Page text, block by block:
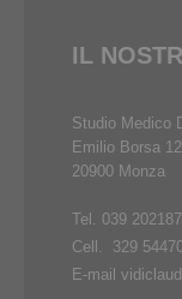
IL
Studio Medico
Emilio Borsa 12
20900 Monza
Tel. 039
Cell. 329
E-mail